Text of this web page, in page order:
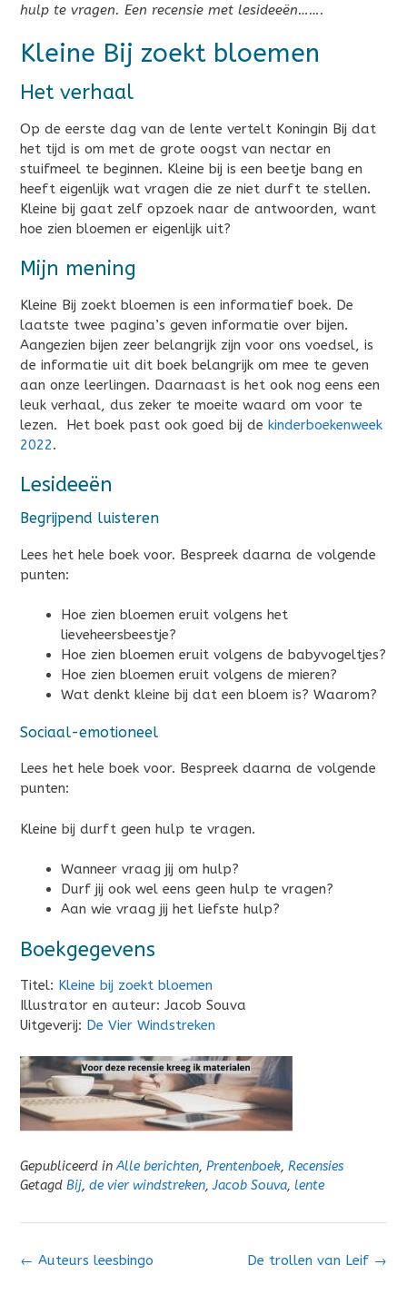
hulp te vragen. Een recensie met lesideeën…….
Kleine Bij zoekt bloemen
Het verhaal
Op de eerste dag van de lente vertelt Koningin Bij dat
het tijd is om met de grote oogst van nectar en
stuifmeel te beginnen. Kleine bij is een beetje bang en
heeft eigenlijk wat vragen die ze niet durft te stellen.
Kleine bij gaat zelf opzoek naar de antwoorden, want
hoe zien bloemen er eigenlijk uit?
Mijn mening
Kleine Bij zoekt bloemen is een informatief boek. De
laatste twee pagina’s geven informatie over bijen.
Aangezien bijen zeer belangrijk zijn voor ons voedsel, is
de informatie uit dit boek belangrijk om mee te geven
aan onze leerlingen. Daarnaast is het ook nog eens een
leuk verhaal, dus zeker te moeite waard om voor te
lezen. Het boek past ook goed bij de kinderboekenweek
2022.
Lesideeën
Begrijpend luisteren
Lees het hele boek voor. Bespreek daarna de volgende
punten:
Hoe zien bloemen eruit volgens het
lieveheersbeestje?
Hoe zien bloemen eruit volgens de babyvogeltjes?
Hoe zien bloemen eruit volgens de mieren?
Wat denkt kleine bij dat een bloem is? Waarom?
Sociaal-emotioneel
Lees het hele boek voor. Bespreek daarna de volgende
punten:
Kleine bij durft geen hulp te vragen.
Wanneer vraag jij om hulp?
Durf jij ook wel eens geen hulp te vragen?
Aan wie vraag jij het liefste hulp?
Boekgegevens
Titel: Kleine bij zoekt bloemen
Illustrator en auteur: Jacob Souva
Uitgeverij: De Vier Windstreken
Gepubliceerd inAlle berichten, Prentenboek, Recensies
Getagd Bij, de vier windstreken,Jacob Souva, lente
Bericht
De trollen van Leif →
← Auteurs leesbingo